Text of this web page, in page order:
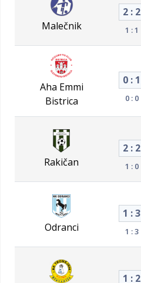
Malečnik
2 : 2
1 : 1
Aha Emmi
Bistrica
0 : 1
0 : 0
Rakičan
2 : 2
1 : 0
Odranci
1 : 3
1 : 3
1 : 2